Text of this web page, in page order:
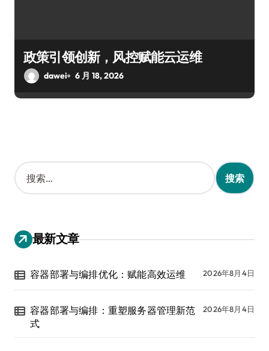
政策引领创新，风控赋能云运维
dawei 6 月 18, 2026
搜
索
：
最新文章
容器部署与编排优化：赋能高效运维 2026年8月4日
容器部署与编排：重塑服务器管理新范
式
2026年8月4日